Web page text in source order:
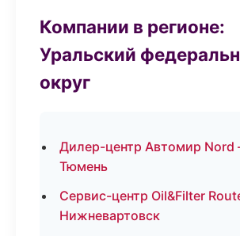
Компании в регионе:
Уральский
округ
Дилер-центр Автомир
Тюмень
Сервис-центр Oil&Filter
Нижневартовск